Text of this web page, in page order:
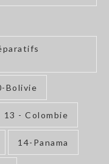
Bolivie
13 - Colombie
14-Panama